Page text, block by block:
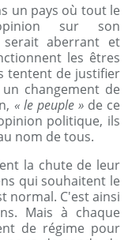
un pays où tout le
sur son
serait aberrant et
les êtres
tentent de justifier
changement de
« le peuple » de ce
politique, ils
nom de tous.
la chute de leur
qui souhaitent le
normal. C'est ainsi
Mais à chaque
de régime pour